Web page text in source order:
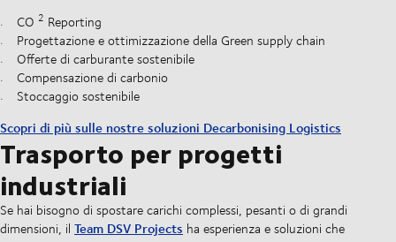
CO 2 Reporting
Progettazione e ottimizzazione della Green supply chain
Offerte di carburante sostenibile
Compensazione di carbonio
Stoccaggio sostenibile
Scopri di più sulle nostre soluzioni Decarbonising Logistics
Trasporto per progetti
industriali
Se hai bisogno di spostare carichi complessi, pesanti o di grandi
dimensioni, il Team DSV Projects ha esperienza e soluzioni che